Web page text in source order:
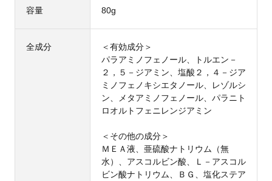
容量 80g
全成分
＜有効成分＞
パラアミノフェノール、トルエン－
２，５－ジアミン、塩酸２，４－ジア
ミノフェノキシエタノール、レゾルシ
ン、メタアミノフェノール、パラニト
ロオルトフェニレンジアミン
＜その他の成分＞
ＭＥＡ液、亜硫酸ナトリウム（無
水）、アスコルビン酸、Ｌ－アスコル
ビン酸ナトリウム、ＢＧ、塩化ステア